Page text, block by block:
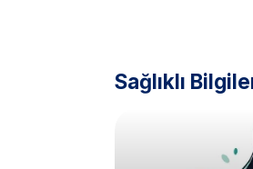
Sağlıklı